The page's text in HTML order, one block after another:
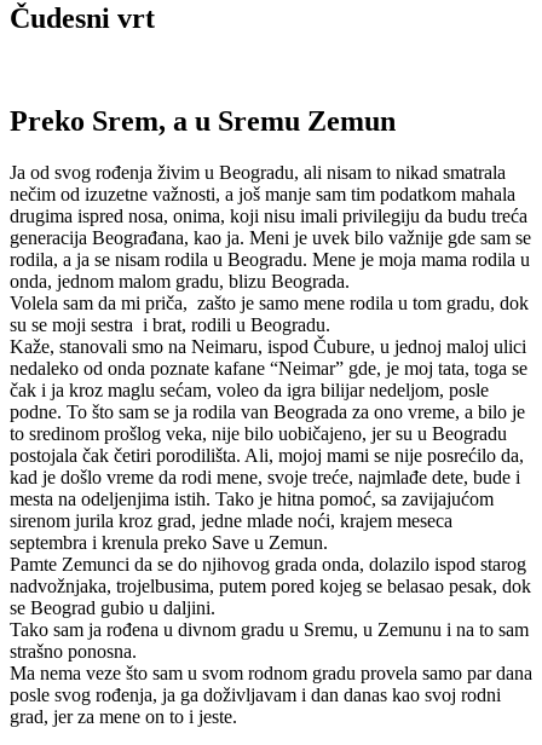
Čudesni vrt
Preko Srem, a u Sremu Zemun
Ja od svog rođenja živim u Beogradu, ali nisam to nikad smatrala
nečim od izuzetne važnosti, a još manje sam tim podatkom mahala
drugima ispred nosa, onima, koji nisu imali privilegiju da budu treća
generacija Beograđana, kao ja. Meni je uvek bilo važnije gde sam se
rodila, a ja se nisam rodila u Beogradu. Mene je moja mama rodila u
onda, jednom malom gradu, blizu Beograda.
Volela sam da mi priča, zašto je samo mene rodila u tom gradu, dok
su se moji sestra i brat, rodili u Beogradu.
Kaže, stanovali smo na Neimaru, ispod Čubure, u jednoj maloj ulici
nedaleko od onda poznate kafane “Neimar” gde, je moj tata, toga se
čak i ja kroz maglu sećam, voleo da igra bilijar nedeljom, posle
podne. To što sam se ja rodila van Beograda za ono vreme, a bilo je
to sredinom prošlog veka, nije bilo uobičajeno, jer su u Beogradu
postojala čak četiri porodilišta. Ali, mojoj mami se nije posrećilo da,
kad je došlo vreme da rodi mene, svoje treće, najmlađe dete, bude i
mesta na odeljenjima istih. Tako je hitna pomoć, sa zavijajućom
sirenom jurila kroz grad, jedne mlade noći, krajem meseca
septembra i krenula preko Save u Zemun.
Pamte Zemunci da se do njihovog grada onda, dolazilo ispod starog
nadvožnjaka, trojelbusima, putem pored kojeg se belasao pesak, dok
se Beograd gubio u daljini.
Tako sam ja rođena u divnom gradu u Sremu, u Zemunu i na to sam
strašno ponosna.
Ma nema veze što sam u svom rodnom gradu provela samo par dana
posle svog rođenja, ja ga doživljavam i dan danas kao svoj rodni
grad, jer za mene on to i jeste.